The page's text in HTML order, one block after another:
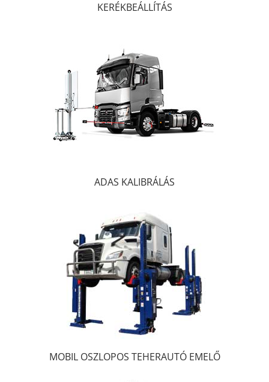
KERÉKBEÁLLÍTÁS
ADAS KALIBRÁLÁS
MOBIL OSZLOPOS TEHERAUTÓ EMELŐ